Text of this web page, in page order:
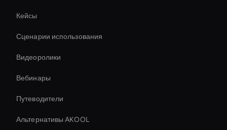
Кейсы
Сценарии использования
Видеоролики
Вебинары
Путеводители
Альтернативы AKOOL